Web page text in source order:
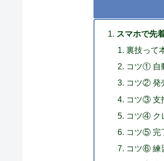
スマホで先
裏技って
コツ① 自
コツ② 発
コツ③ 支
コツ④ ク
コツ⑤ 完
コツ⑥ 練